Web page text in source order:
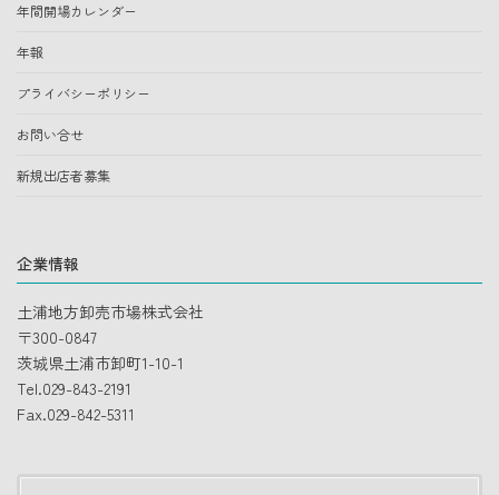
年間開場カレンダー
年報
プライバシーポリシー
お問い合せ
新規出店者募集
企業情報
土浦地方卸売市場株式会社
〒300-0847
茨城県土浦市卸町1-10-1
Tel.029-843-2191
Fax.029-842-5311